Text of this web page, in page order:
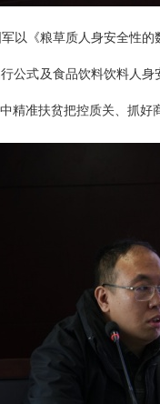
以《粮草质人身安全性
公式及食品饮料饮料人
准扶贫把控质关、抓好